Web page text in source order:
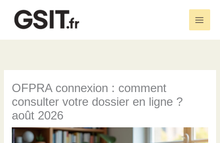
contenu
Main
OFPRA connexion : comment
consulter votre dossier en ligne ?
août 2026